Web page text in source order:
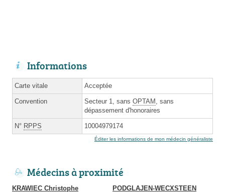
Informations
Carte vitale Acceptée
Convention Secteur 1, sans OPTAM , sans
dépassement d'honoraires
N° RPPS 10004979174
Éditer les informations de mon médecin généraliste
Médecins à proximité
KRAWIEC Christophe PODGLAJEN-WECXSTEEN